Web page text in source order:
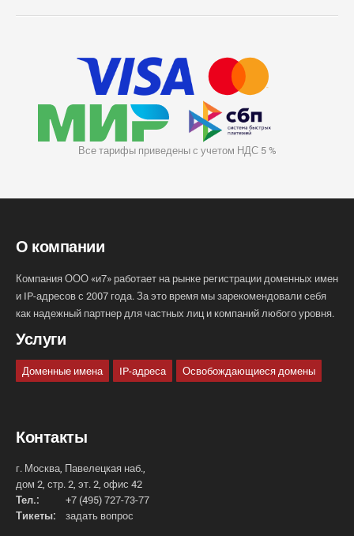
Все тарифы приведены с учетом НДС 5 %
О компании
Компания ООО «и7» работает на рынке регистрации доменных имен
и IP-адресов с 2007 года. За это время мы зарекомендовали себя
как надежный партнер для частных лиц и компаний любого уровня.
Услуги
Доменные имена IP-адреса Освобождающиеся домены
Контакты
г. Москва, Павелецкая наб.,
дом 2, стр. 2, эт. 2, офис 42
Тел.:
+7 (495) 727-73-77
Тикеты:
задать вопрос